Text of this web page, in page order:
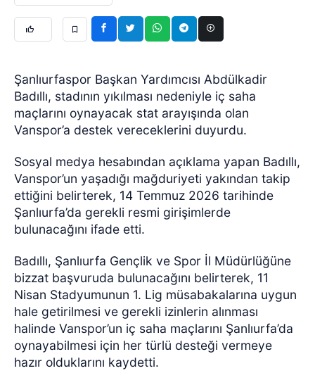
Şanlıurfaspor Başkan Yardımcısı Abdülkadir
Badıllı, stadının yıkılması nedeniyle iç saha
maçlarını oynayacak stat arayışında olan
Vanspor’a destek vereceklerini duyurdu.
Sosyal medya hesabından açıklama yapan Badıllı,
Vanspor’un yaşadığı mağduriyeti yakından takip
ettiğini belirterek, 14 Temmuz 2026 tarihinde
Şanlıurfa’da gerekli resmi girişimlerde
bulunacağını ifade etti.
Badıllı, Şanlıurfa Gençlik ve Spor İl Müdürlüğüne
bizzat başvuruda bulunacağını belirterek, 11
Nisan Stadyumunun 1. Lig müsabakalarına uygun
hale getirilmesi ve gerekli izinlerin alınması
halinde Vanspor’un iç saha maçlarını Şanlıurfa’da
oynayabilmesi için her türlü desteği vermeye
hazır olduklarını kaydetti.